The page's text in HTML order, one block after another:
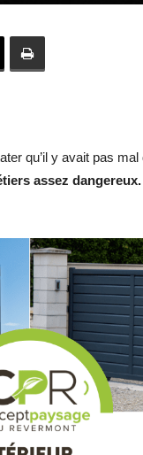
qu’il y avait pas
assez dangereux.